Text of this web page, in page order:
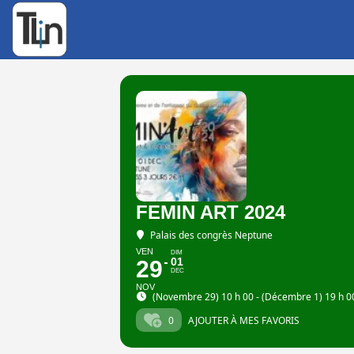
Rechercher
FEMIN ART 2024
Palais des congrès Neptune
VEN
29
NOV
DIM
01
DEC
(Novembre 29) 10 h 00 - (Décembre 1) 19 h
0
AJOUTER À MES FAVORIS